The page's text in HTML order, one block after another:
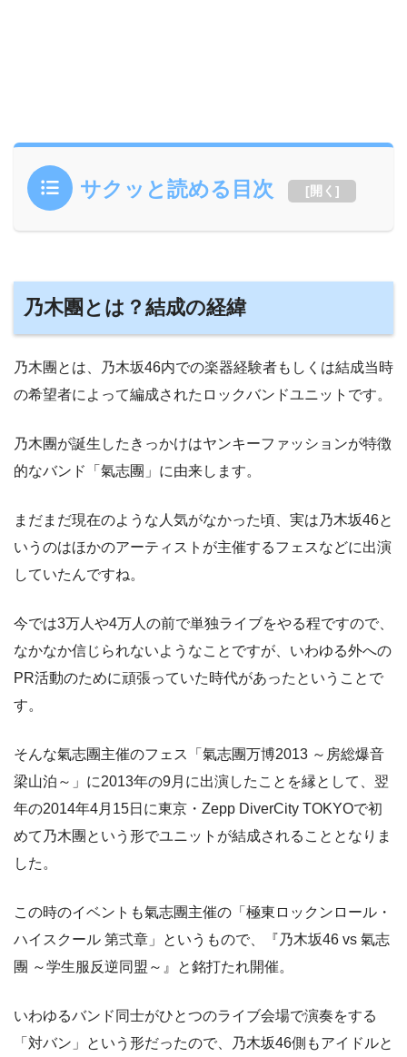
サクッと読める目次 [開く ]
乃木團とは？結成の経緯
乃木團とは、乃木坂46内での楽器経験者もしくは結成当時
の希望者によって編成されたロックバンドユニットです。
乃木團が誕生したきっかけはヤンキーファッションが特徴
的なバンド「氣志團」に由来します。
まだまだ現在のような人気がなかった頃、実は乃木坂46と
いうのはほかのアーティストが主催するフェスなどに出演
していたんですね。
今では3万人や4万人の前で単独ライブをやる程ですので、
なかなか信じられないようなことですが、いわゆる外への
PR活動のために頑張っていた時代があったということで
す。
そんな氣志團主催のフェス「氣志團万博2013 ～房総爆音
梁山泊～」に2013年の9月に出演したことを縁として、翌
年の2014年4月15日に東京・Zepp DiverCity TOKYOで初
めて乃木團という形でユニットが結成されることとなりま
した。
この時のイベントも氣志團主催の「極東ロックンロール・
ハイスクール 第弍章」というもので、『乃木坂46 vs 氣志
團 ～学生服反逆同盟～』と銘打たれ開催。
いわゆるバンド同士がひとつのライブ会場で演奏をする
「対バン」という形だったので、乃木坂46側もアイドルと